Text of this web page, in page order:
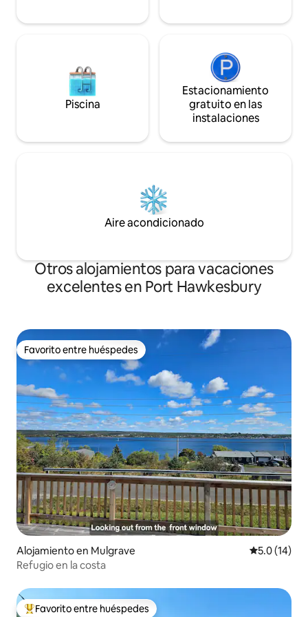
espalda ❤️
Piscina
Estacionamiento
gratuito en las
instalaciones
Aire acondicionado
Otros alojamientos para vacaciones
excelentes en Port Hawkesbury
Favorito entre huéspedes
Favorito entre huéspedes
Alojamiento en Mulgrave Calificación
5.0 (14)
Refugio en la costa
Favorito entre huéspedes